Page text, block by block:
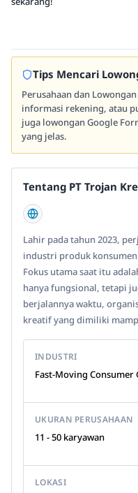
Tips Mencari
Perusahaan dan
informasi rekening, atau
juga lowongan Google
yang jelas.
Tentang PT Trojan
Lahir pada tahun 2023,
industri produk
Fokus utama saat itu
hanya fungsional, tetapi
berjalannya waktu,
kreatif yang dimiliki
INDUSTRI
Fast-Moving Consumer
UKURAN PERUSAHAAN
11 - 50 karyawan
LOKASI